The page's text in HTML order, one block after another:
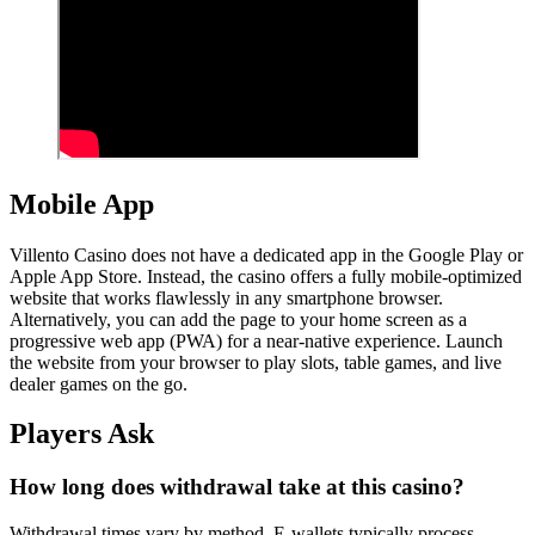
Mobile App
Villento Casino does not have a dedicated app in the Google Play or
Apple App Store. Instead, the casino offers a fully mobile-optimized
website that works flawlessly in any smartphone browser.
Alternatively, you can add the page to your home screen as a
progressive web app (PWA) for a near-native experience. Launch
the website from your browser to play slots, table games, and live
dealer games on the go.
Players Ask
How long does withdrawal take at this casino?